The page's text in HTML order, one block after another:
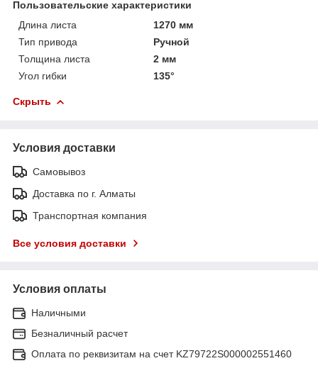
Пользовательские характеристики
Длина листа
1270 мм
Тип привода
Ручной
Толщина листа
2 мм
Угол гибки
135°
Скрыть
Условия доставки
Самовывоз
Доставка по г. Алматы
Транспортная компания
Все условия доставки
Условия оплаты
Наличными
Безналичный расчет
Оплата по реквизитам на счет KZ79722S000002551460